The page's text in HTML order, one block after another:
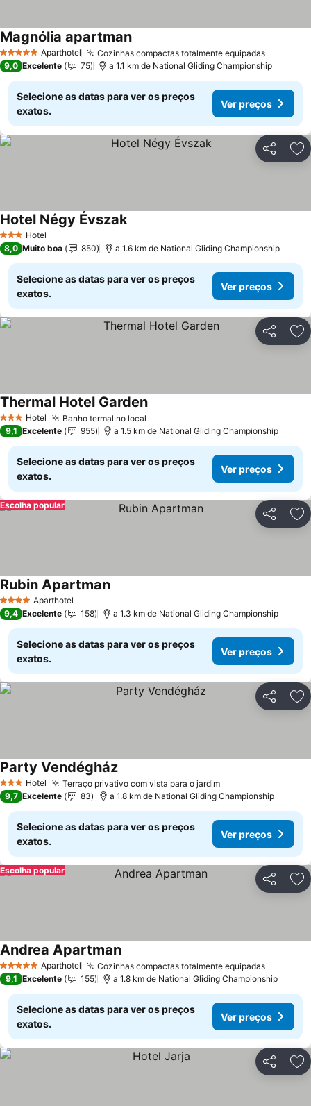
5 Estrelas Aparthotel Cozinhas compactas totalmente equipadasVer
Magnólia apartmanVer preços
9,0 Excelente 75 a 1.1 km de National Gliding Championship
Selecione as datas para ver os preços
exatos.
Ver preços
Partilhar
3 EstrelasHotel
Hotel Négy ÉvszakVer preços
8,0 Muito boa 850 a 1.6 km de National Gliding Championship
Selecione as datas para ver os preços
exatos.
Ver preços
Partilhar
3 EstrelasHotel Banho termal no local
Thermal Hotel GardenVer preços
9,1 Excelente 955 a 1.5 km de National Gliding Championship
Selecione as datas para ver os preços
exatos.
Ver preços
Partilhar
Escolha popular
4 EstrelasAparthotel
Rubin ApartmanVer preços
9,4 Excelente 158 a 1.3 km de National Gliding Championship
Selecione as datas para ver os preços
exatos.
Ver preços
Partilhar
3 EstrelasHotel Terraço privativo com vista para o jardimVer preços
Party VendégházVer preços
9,7 Excelente 83 a 1.8 km de National Gliding Championship
Selecione as datas para ver os preços
exatos.
Ver preços
Partilhar
Escolha popular
5 Estrelas Aparthotel Cozinhas compactas totalmente equipadasVer
Andrea ApartmanVer preços
9,1 Excelente 155 a 1.8 km de National Gliding Championship
Selecione as datas para ver os preços
exatos.
Ver preços
Partilhar